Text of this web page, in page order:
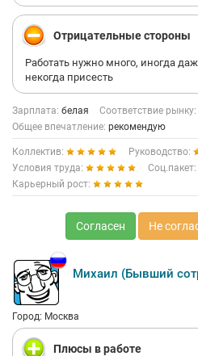
Отрицательные стороны
Работать нужно много, иногда
некогда присесть
Зарплата: белая Соответствие рынку:
Общее впечатление: рекомендую
Коллектив:
Руководство:
Условия труда:
Соц.пакет:
Карьерный рост:
Согласен Не
Михаил (Бывший
Город: Москва
Плюсы в работе